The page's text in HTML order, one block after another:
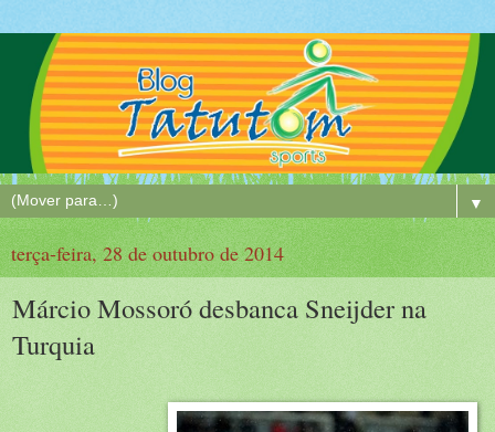
▼
terça-feira, 28 de outubro de 2014
Márcio Mossoró desbanca Sneijder na
Turquia